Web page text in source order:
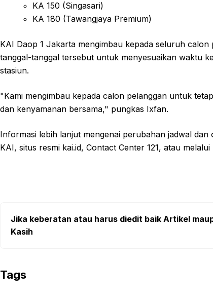
KA 150 (Singasari)
KA 180 (Tawangjaya Premium)
KAI Daop 1 Jakarta mengimbau kepada seluruh
tanggal-tanggal tersebut untuk menyesuaikan waktu
stasiun.
"Kami mengimbau kepada calon pelanggan untuk
dan kenyamanan bersama," pungkas Ixfan.
Informasi lebih lanjut mengenai perubahan jadwal
KAI, situs resmi kai.id, Contact Center 121, atau
Jika keberatan atau harus diedit baik Artikel
Kasih
Tags